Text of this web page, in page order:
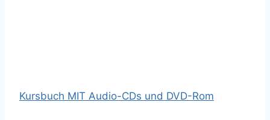
Kursbuch MIT Audio-CDs und DVD-Rom